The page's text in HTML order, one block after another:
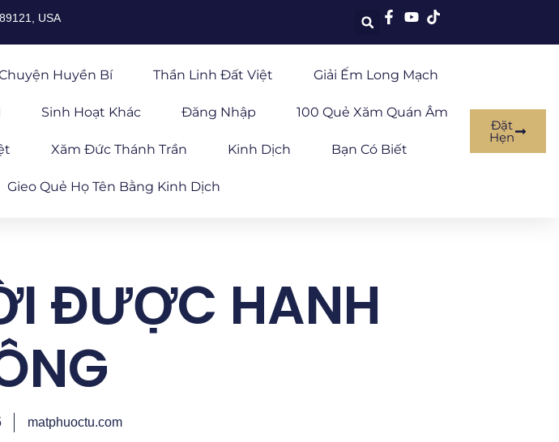
USA
Huyền Bí Thần Linh Đất Việt Giải Ếm Long Mạch
Sinh Hoạt Khác Đăng Nhập 100 Quẻ Xăm Quán Âm
Xăm Đức Thánh Trần Kinh Dịch Bạn Có Biết
Gieo Quẻ Họ Tên Bằng Kinh Dịch
Đặt
Hẹn
ĐƯỢC HANH
matphuoctu.com